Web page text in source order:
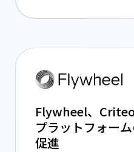
Flywheel、
プラットフォー
促進